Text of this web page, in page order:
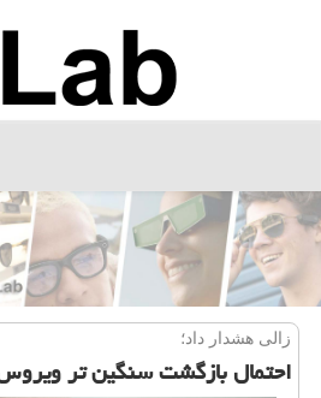
زالی هشدار داد؛
احتمال بازگشت سنگین تر ویروس